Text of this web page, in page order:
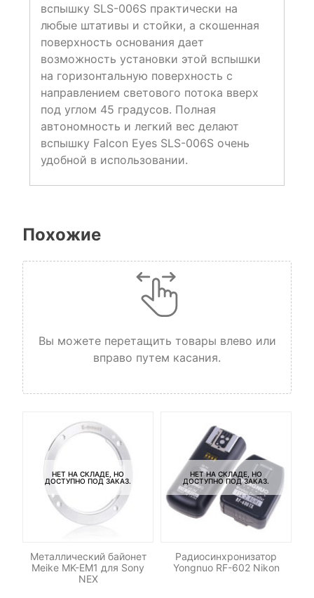
вспышку SLS-006S практически на
любые штативы и стойки, а скошенная
поверхность основания дает
возможность установки этой вспышки
на горизонтальную поверхность с
направлением светового потока вверх
под углом 45 градусов. Полная
автономность и легкий вес делают
вспышку Falcon Eyes SLS-006S очень
удобной в использовании.
Похожие
Вы можете перетащить товары влево или
вправо путем касания.
НЕТ НА СКЛАДЕ, НО
ДОСТУПНО ПОД ЗАКАЗ.
Металлический байонет
Meike MK-EM1 для Sony
NEX
НЕТ НА СКЛАДЕ, НО
ДОСТУПНО ПОД ЗАКАЗ.
Радиосинхронизатор
Yongnuo RF-602 Nikon